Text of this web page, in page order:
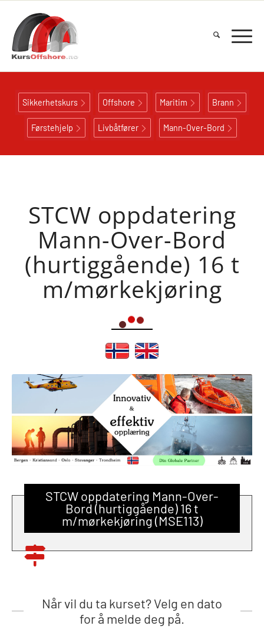
Sikkerhetskurs Offshore Maritim Brann
Førstehjelp Livbåtfører Mann-Over-Bord
STCW oppdatering
Mann-Over-Bord
(hurtiggående) 16 t
m/mørkekjøring
STCW oppdatering Mann-Over-
Bord (hurtiggående) 16 t
m/mørkekjøring (MSE113)
Når vil du ta kurset? Velg en dato
for å melde deg på.